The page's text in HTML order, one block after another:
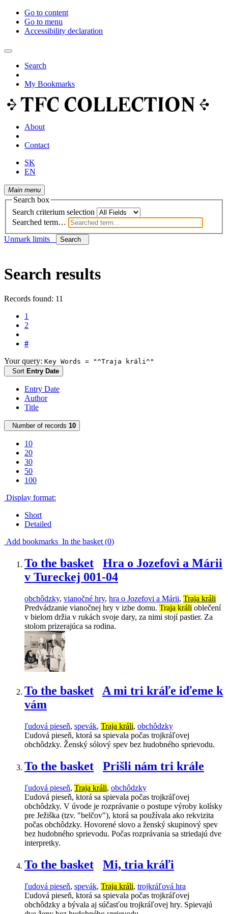
Go to content
Go to menu
Accessibility declaration
Search
My Bookmarks
About
Contact
SK
EN
Main menu
Search box
Search criterium selection
Searched term…
Unmark limits
Search
Search results
Records found: 11
1
2
#
Your query: Key Words = "^Traja králi^"
Sort Entry Date
Entry Date
Author
Title
Number of records 10
10
20
30
50
100
Display format:
Short
Detailed
Add bookmarks In the basket (0)
To the basket
Hra o Jozefovi a Márii
v Tureckej 001-04
obchôdzky, vianočné hry, hra o Jozefovi a Márii, Traja králi
Predvádzanie vianočnej hry v izbe domu. Traja králi oblečení
v bielom držia v rukách svoje dary, za nimi stojí pastier. Za
stolom prizerajúca sa rodina.
To the basket
A mi tri kráľe iďeme k
vám
ľudová pieseň, spevák, Traja králi, obchôdzky
Ľudová pieseň, ktorá sa spievala počas trojkráľovej
obchôdzky. Ženský sólový spev bez hudobného sprievodu.
To the basket Prišli nám tri krále
ľudová pieseň, Traja králi, obchôdzky
Ľudová pieseň, ktorá sa spievala počas trojkráľovej
obchôdzky. V úvode je rozprávanie o postupe výroby kolísky
pre Ježiška (tzv. "belčov"), ktorá sa používala ako rekvizita
počas obchôdzky. Hovorené slovo a ženský skupinový spev
bez hudobného sprievodu. Počas rozprávania sa striedajú dve
interpretky.
To the basket Mi, tria kráľi
ľudová pieseň, spevák, Traja králi, trojkráľová hra
Ľudová pieseň, ktorá sa spievala počas trojkráľovej
obchôdzky a bývala aj súčasťou trojkráľovej hry. Spievajú